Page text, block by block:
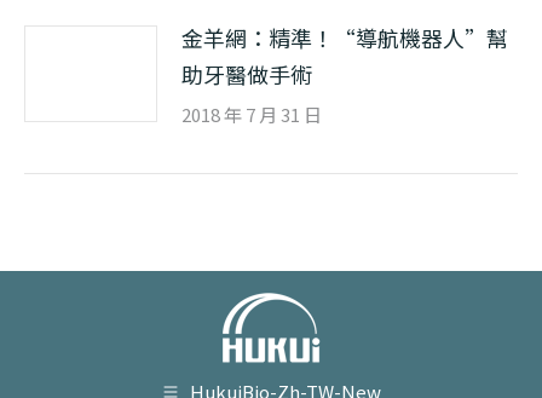
金羊網：精準！“導航機器人”幫
助牙醫做手術
2018 年 7 月 31 日
HukuiBio-Zh-TW-New